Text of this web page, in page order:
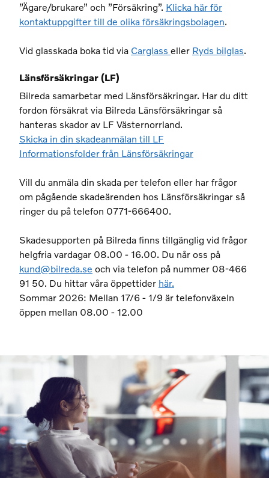
”Ägare/brukare” och ”Försäkring”. Klicka här för
kontaktuppgifter till de olika försäkringsbolagen.
Vid glasskada boka tid via Carglass eller Ryds bilglas.
Länsförsäkringar (LF)
Bilreda samarbetar med Länsförsäkringar. Har du ditt
fordon försäkrat via Bilreda Länsförsäkringar så
hanteras skador av LF Västernorrland.
Skicka in din skadeanmälan till LF
Informationsfolder från Länsförsäkringar
Vill du anmäla din skada per telefon eller har frågor
om pågående skadeärenden hos Länsförsäkringar så
ringer du på telefon 0771-666400.
Skadesupporten på Bilreda finns tillgänglig vid frågor
helgfria vardagar 08.00 - 16.00. Du når oss på
kund@bilreda.se och via telefon på nummer 08-466
91 50. Du hittar våra öppettider här.
Sommar 2026: Mellan 17/6 - 1/9 är telefonväxeln
öppen mellan 08.00 - 12.00